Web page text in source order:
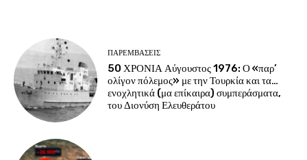
ΠΑΡΕΜΒΑΣΕΙΣ
50 ΧΡΟΝΙΑ Αύγουστος 1976: Ο «παρ’
ολίγον πόλεμος» με την Τουρκία και τα…
ενοχλητικά (μα επίκαιρα) συμπεράσματα,
του Διονύση Ελευθεράτου